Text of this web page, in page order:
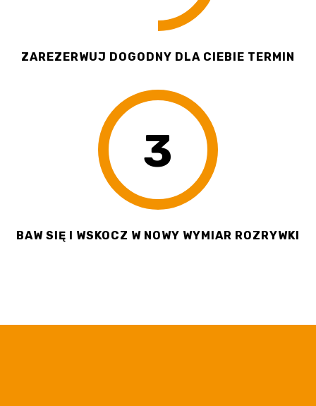
ZAREZERWUJ DOGODNY DLA CIEBIE TERMIN
3
BAW SIĘ I WSKOCZ W NOWY WYMIAR ROZRYWKI